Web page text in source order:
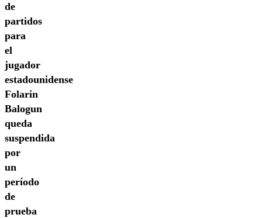
de
partidos
para
el
jugador
estadounidense
Folarin
Balogun
queda
suspendida
por
un
período
de
prueba